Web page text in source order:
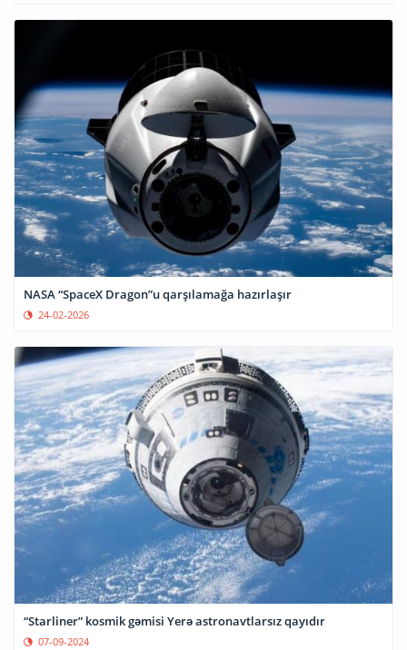
NASA “SpaceX Dragon”u qarşılamağa hazırlaşır
24-02-2026
“Starliner” kosmik gəmisi Yerə astronavtlarsız qayıdır
07-09-2024